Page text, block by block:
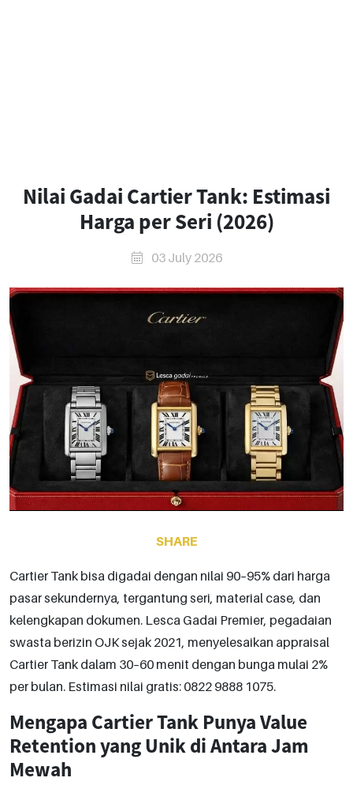
Nilai Gadai Cartier Tank: Estimasi
Harga per Seri (2026)
03 July 2026
SHARE
Cartier Tank bisa digadai dengan nilai 90–95% dari harga
pasar sekundernya, tergantung seri, material case, dan
kelengkapan dokumen. Lesca Gadai Premier, pegadaian
swasta berizin OJK sejak 2021, menyelesaikan appraisal
Cartier Tank dalam 30–60 menit dengan bunga mulai 2%
per bulan. Estimasi nilai gratis: 0822 9888 1075.
Mengapa Cartier Tank Punya Value
Retention yang Unik di Antara Jam
Mewah